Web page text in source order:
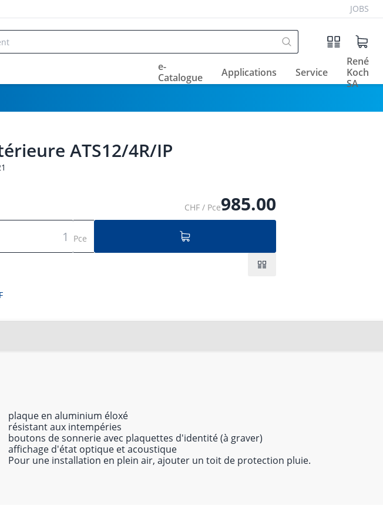
JOBS
e-
Catalogue
Applications Service
René
Koch
SA
ATS12/4R/IP
CHF / Pce985.00
Pce
plaque en aluminium éloxé
résistant aux intempéries
boutons de sonnerie avec plaquettes d'identité (à graver)
affichage d'état optique et acoustique
Pour une installation en plein air, ajouter un toit de protection pluie.